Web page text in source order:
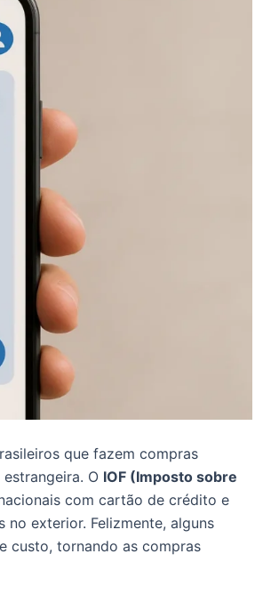
que fazem compras
O IOF (Imposto sobre
com cartão de crédito e
exterior. Felizmente, alguns
custo, tornando as compras